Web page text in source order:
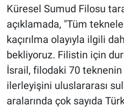
Küresel Sumud Filosu
açıklamada, "Tüm
kaçırılma olayıyla ilgili
bekliyoruz. Filistin için
İsrail, filodaki 70 teknenin
ilerleyişini uluslararası
aralarında çok sayıda